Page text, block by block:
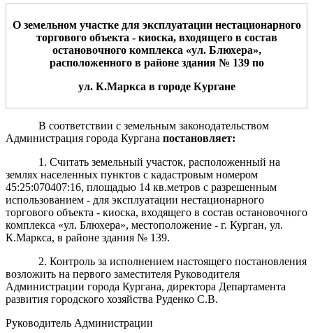
О земельном участке для эксплуатации нестационарного
торгового объекта - киоска, входящего в состав
остановочного комплекса «ул. Блюхера»,
расположенного в районе здания № 139по
ул. К.Маркса в городе Кургане
В соответствии с земельным законодательством
Администрация города Кургана постановляет:
1. Считать земельный участок, расположенный на
землях населенных пунктов с кадастровым номером
45:25:070407:16, площадью 14 кв.метров с разрешенным
использованием - для эксплуатации нестационарного
торгового объекта - киоска, входящего в состав остановочного
комплекса «ул. Блюхера», местоположение - г. Курган, ул.
К.Маркса, в районе здания № 139.
2. Контроль за исполнением настоящего постановления
возложить на первого заместителя Руководителя
Администрации города Кургана, директора Департамента
развития городского хозяйства Руденко С.В.
Руководитель Администрации